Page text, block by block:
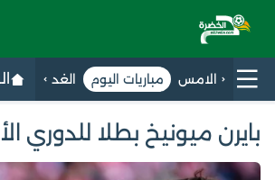
الامس مباريات اليوم الغد
بايرن ميونيخ بطلا للدوري